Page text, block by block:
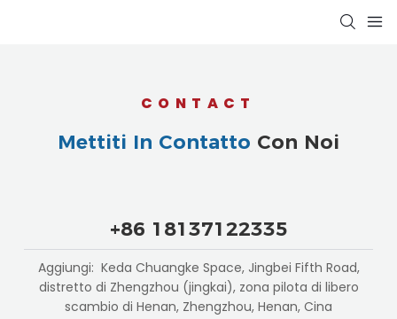
CONTACT
Mettiti In Contatto Con Noi
+86 18137122335
Aggiungi: Keda Chuangke Space, Jingbei Fifth Road,
distretto di Zhengzhou (jingkai), zona pilota di libero
scambio di Henan, Zhengzhou, Henan, Cina